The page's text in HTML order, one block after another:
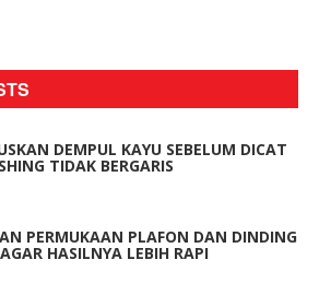
DEMPUL KAYU SEBELUM DICAT
TIDAK BERGARIS
PERMUKAAN PLAFON DAN DINDING
HASILNYA LEBIH RAPI